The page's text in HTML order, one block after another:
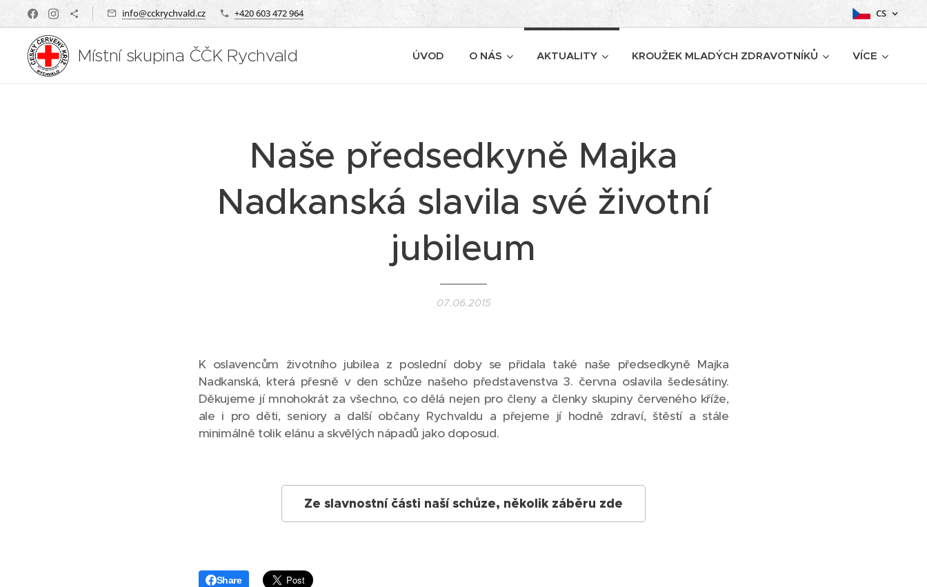
info@cckrychvald.cz +420 603 472 964 CS
Místní skupina ČČK Rychvald ÚVOD O NÁS AKTUALITY KROUŽEK MLADÝCH ZDRAVOTNÍKŮ VÍCE
Naše předsedkyně Majka
Nadkanská slavila své životní
jubileum
07.06.2015
K oslavencům životního jubilea z poslední doby se přidala také naše předsedkyně Majka
Nadkanská, která přesně v den schůze našeho představenstva 3. června oslavila šedesátiny.
Děkujeme jí mnohokrát za všechno, co dělá nejen pro členy a členky skupiny červeného kříže,
ale i pro děti, seniory a další občany Rychvaldu a přejeme jí hodně zdraví, štěstí a stále
minimálně tolik elánu a skvělých nápadů jako doposud.
Ze slavnostní části naší schůze, několik záběru zde
Share